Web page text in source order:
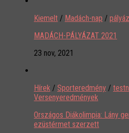
Kiemelt / Madách-nap /
MADÁCH-PÁLYÁZAT 2021
23 nov, 2021
Hírek / Sporteredmény /
Versenyeredmények
Országos Diákolimpia: Lány
ezüstérmet szerzett